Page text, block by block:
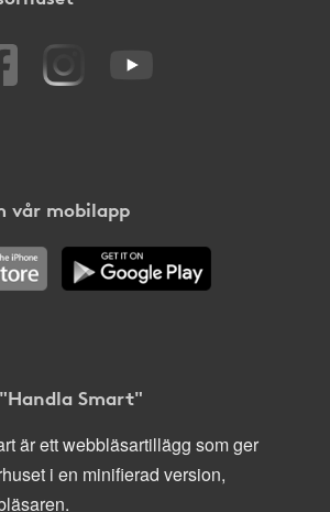
vår mobilapp
Smart"
är ett webbläsartillägg som ger
i en minifierad version,